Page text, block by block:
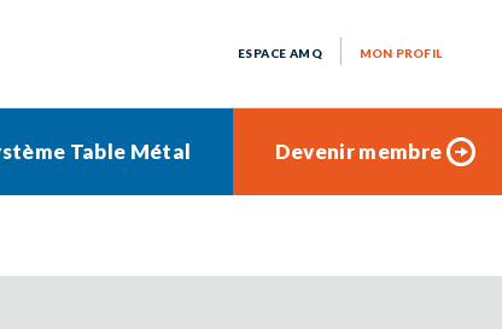
ESPACE AMQ MON PROFIL
Table Métal Devenir membre